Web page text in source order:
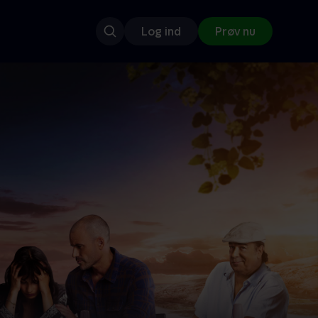
Log ind Prøv nu